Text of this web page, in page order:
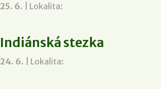
25. 6. | Lokalita:
Indiánská stezka
24. 6. | Lokalita: